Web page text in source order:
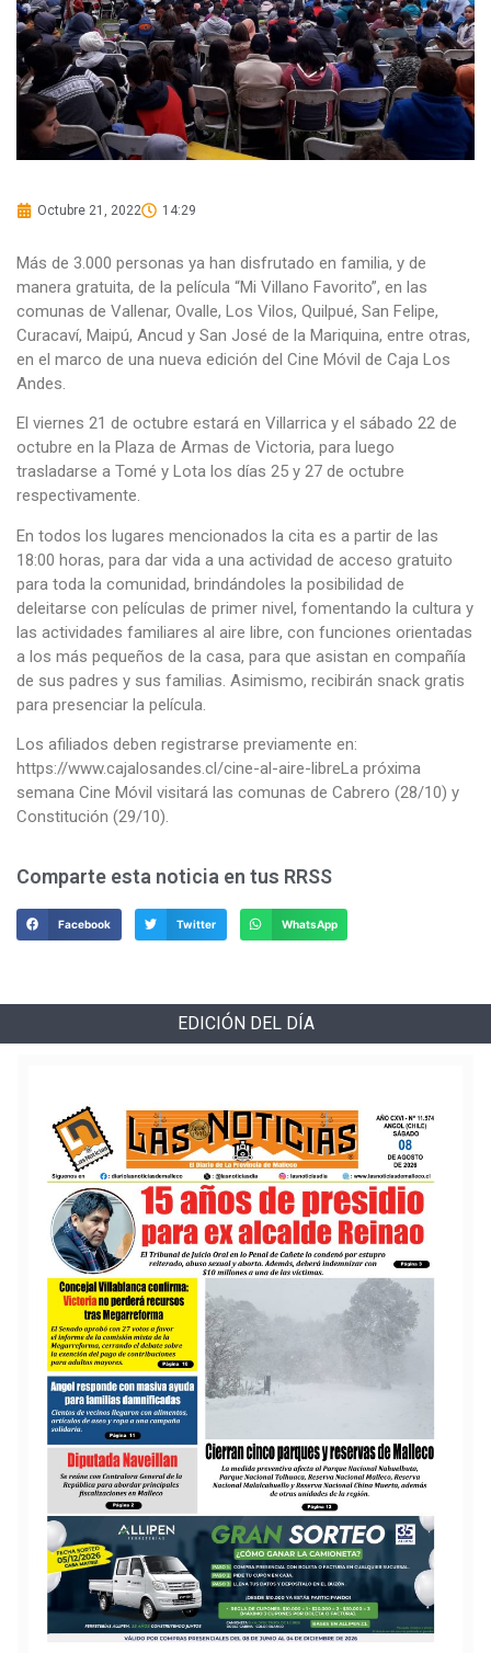
Octubre 21, 2022 14:29
Más de 3.000 personas ya han disfrutado en familia, y de
manera gratuita, de la película “Mi Villano Favorito”, en las
comunas de Vallenar, Ovalle, Los Vilos, Quilpué, San Felipe,
Curacaví, Maipú, Ancud y San José de la Mariquina, entre otras,
en el marco de una nueva edición del Cine Móvil de Caja Los
Andes.
El viernes 21 de octubre estará en Villarrica y el sábado 22 de
octubre en la Plaza de Armas de Victoria, para luego
trasladarse a Tomé y Lota los días 25 y 27 de octubre
respectivamente.
En todos los lugares mencionados la cita es a partir de las
18:00 horas, para dar vida a una actividad de acceso gratuito
para toda la comunidad, brindándoles la posibilidad de
deleitarse con películas de primer nivel, fomentando la cultura y
las actividades familiares al aire libre, con funciones orientadas
a los más pequeños de la casa, para que asistan en compañía
de sus padres y sus familias. Asimismo, recibirán snack gratis
para presenciar la película.
Los afiliados deben registrarse previamente en:
https://www.cajalosandes.cl/cine-al-aire-libreLa próxima
semana Cine Móvil visitará las comunas de Cabrero (28/10) y
Constitución (29/10).
Comparte esta noticia en tus RRSS
Facebook Twitter WhatsApp
EDICIÓN DEL DÍA